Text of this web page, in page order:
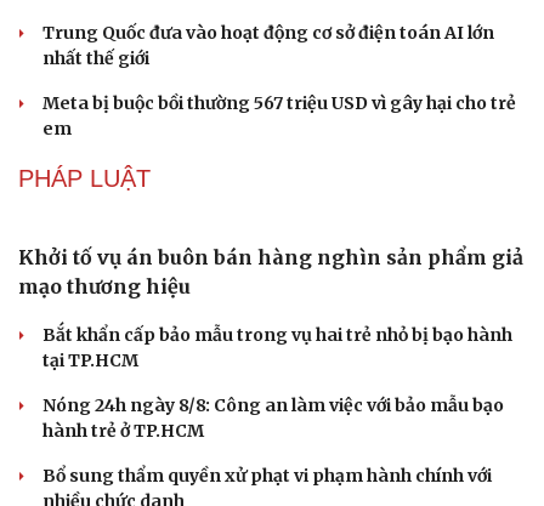
Âm nhạc
Di sản
Sao Việt
CÔNG NGHỆ
Các nhà khoa học Nhật Bản phát hiện dấu hiệu
Microsoft tăng tốc đầu tư hạ tầng AI tại Ấn Độ
Trung Quốc đưa vào hoạt động cơ sở điện toán AI lớn
nhất thế giới
Meta bị buộc bồi thường 567 triệu USD vì gây hại cho trẻ
PHÁP LUẬT